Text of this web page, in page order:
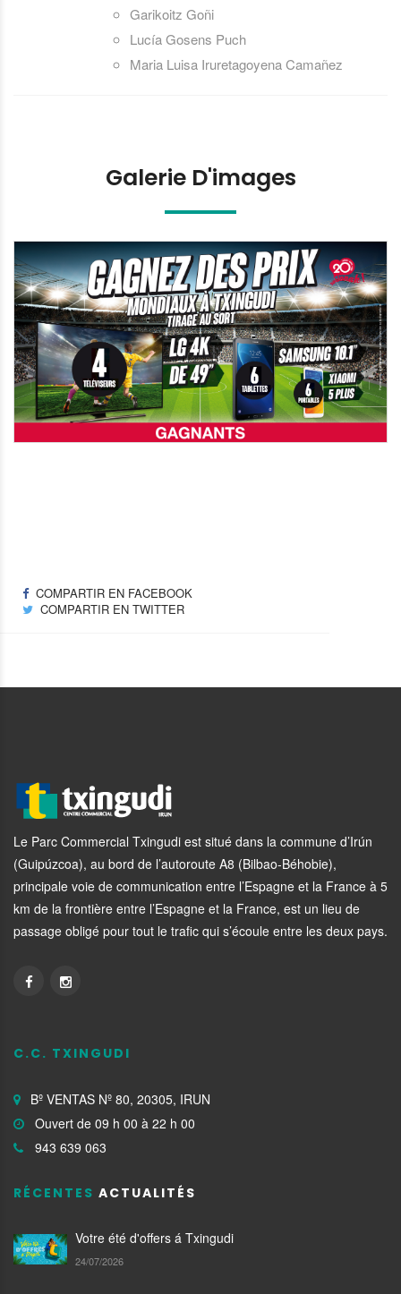
Garikoitz Goñi
Lucía Gosens Puch
Maria Luisa Iruretagoyena Camañez
Galerie D'images
COMPARTIR EN FACEBOOK
COMPARTIR EN TWITTER
Le Parc Commercial Txingudi est situé dans la commune d’Irún
(Guipúzcoa), au bord de l’autoroute A8 (Bilbao-Béhobie),
principale voie de communication entre l’Espagne et la France à 5
km de la frontière entre l’Espagne et la France, est un lieu de
passage obligé pour tout le trafic qui s’écoule entre les deux pays.
C.C. TXINGUDI
Bº VENTAS Nº 80, 20305, IRUN
Ouvert de 09 h 00 à 22 h 00
943 639 063
RÉCENTES ACTUALITÉS
Votre été d'offers á Txingudi
24/07/2026